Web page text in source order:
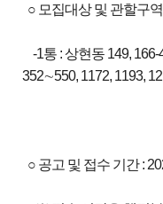
○ 모집대상 및 관할구역
-1통 : 상현동 149, 166-
352∼550, 1172, 1193,
○ 공고 및 접수 기간 :